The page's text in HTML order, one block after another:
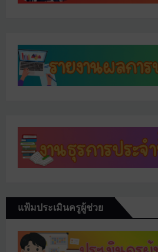
แฟ้มประเมินครูผู้ช่วย